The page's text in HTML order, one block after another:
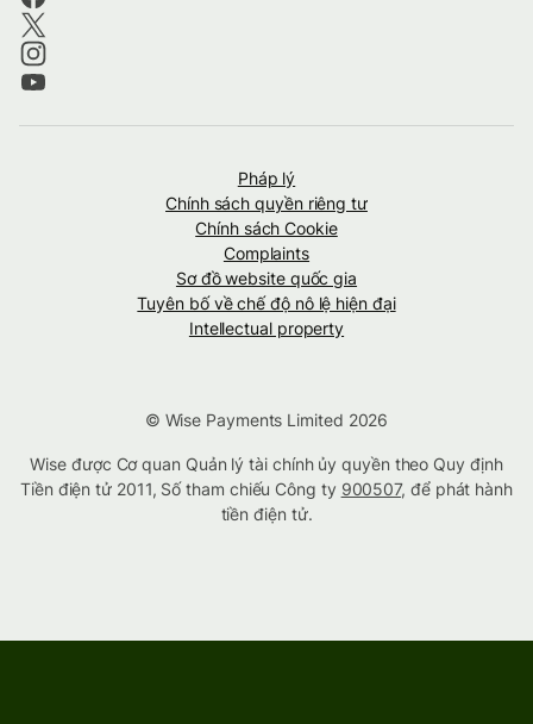
Pháp lý
Chính sách quyền riêng tư
Chính sách Cookie
Complaints
Sơ đồ website quốc gia
Tuyên bố về chế độ nô lệ hiện đại
Intellectual property
© Wise Payments Limited 2026
Wise được Cơ quan Quản lý tài chính ủy quyền theo Quy định
Tiền điện tử 2011, Số tham chiếu Công ty 900507, để phát hành
tiền điện tử.